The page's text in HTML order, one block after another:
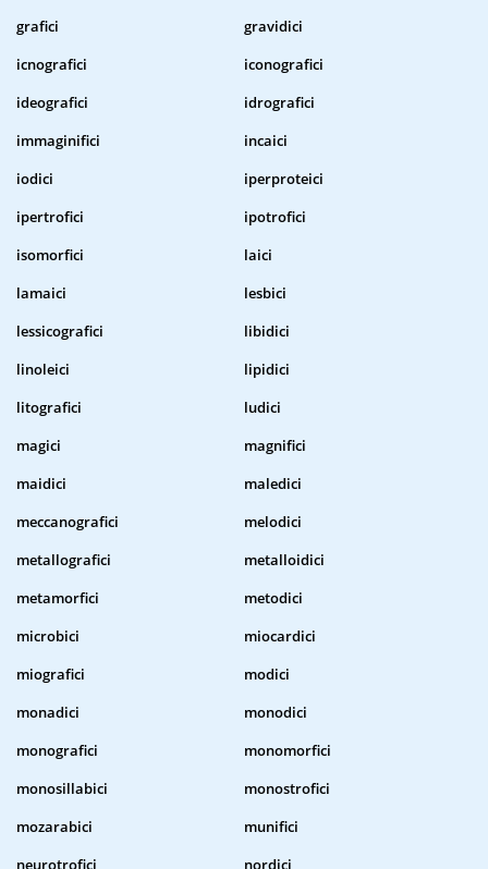
grafici
gravidici
icnografici
iconografici
ideografici
idrografici
immaginifici
incaici
iodici
iperproteici
ipertrofici
ipotrofici
isomorfici
laici
lamaici
lesbici
lessicografici
libidici
linoleici
lipidici
litografici
ludici
magici
magnifici
maidici
maledici
meccanografici
melodici
metallografici
metalloidici
metamorfici
metodici
microbici
miocardici
miografici
modici
monadici
monodici
monografici
monomorfici
monosillabici
monostrofici
mozarabici
munifici
neurotrofici
nordici